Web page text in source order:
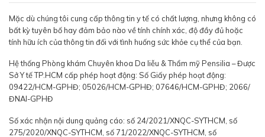
Mặc dù chúng tôi cung cấp thông tin y tế có chất lượng, nhưng không có
bất kỳ tuyên bố hay đảm bảo nào về tính chính xác, độ đầy đủ hoặc
tính hữu ích của thông tin đối với tình huống sức khỏe cụ thể của bạn.
Hệ thống Phòng khám Chuyên khoa Da liễu & Thẩm mỹ Pensilia – Được
Sở Y tế TP.HCM cấp phép hoạt động: Số Giấy phép hoạt động:
09422/HCM-GPHĐ; 05026/HCM-GPHĐ; 07646/HCM-GPHĐ; 2066/
ĐNAI-GPHĐ
Số xác nhận nội dung quảng cáo: số 24/2021/XNQC-SYTHCM, số
275/2020/XNQC-SYTHCM, số 71/2022/XNQC-SYTHCM, số